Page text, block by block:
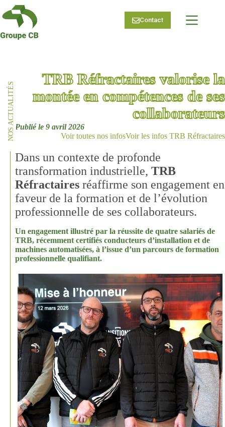
Passer
au
contenu
Contact
NOS ACTUALITÉS
TRB Réfractaires valorise la
montée en compétences de ses
collaborateurs
9 avril 2026
Voir toutes nos infosVoir les infos TRB Réfractaires
Dans un contexte de profonde
transformation industrielle, TRB
Réfractaires réaffirme son engagement en
faveur de la formation et de l’évolution
professionnelle de ses collaborateurs.
Un engagement illustré par la réussite de quatre salariés de
TRB, récemment certifiés conducteurs d’installation et de
machines automatisées, à l’issue d’un parcours de formation
professionnelle qualifiant.